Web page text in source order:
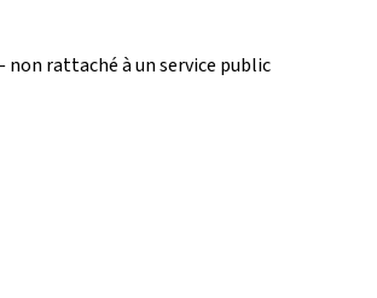
rattaché à un service public